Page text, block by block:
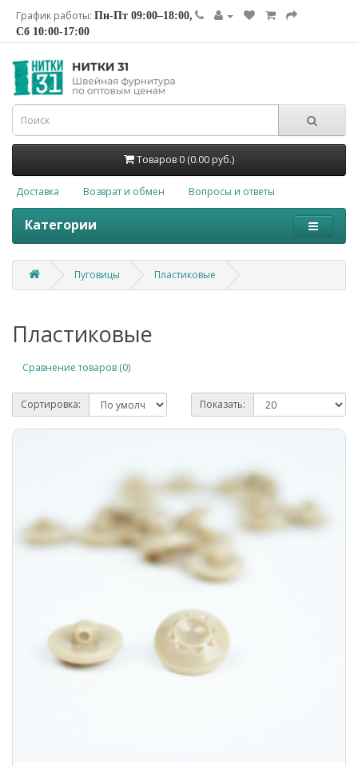
График работы: Пн-Пт 09:00–18:00,
Сб 10:00-17:00
Товаров 0 (0.00 руб.)
Доставка Возврат и обмен Вопросы и ответы
Категории
Пуговицы Пластиковые
Пластиковые
Сравнение товаров (0)
Сортировка: Показать: